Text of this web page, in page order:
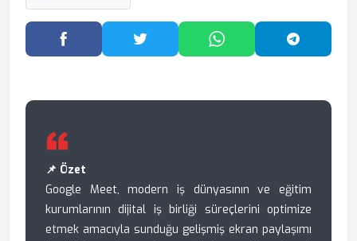
Facebook'ta PaylaşTwitter'da PaylaşWhatsApp'ta Paylaş
📌 Özet
Google Meet, modern iş dünyasının ve eğitim
kurumlarının dijital iş birliği süreçlerini optimize
etmek amacıyla sunduğu gelişmiş ekran paylaşımı